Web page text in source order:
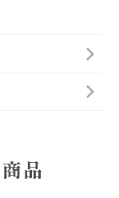
品